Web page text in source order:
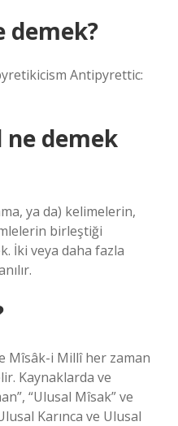
demek?
Antipyrettic:
ne demek
ya da) kelimelerin,
birleştiği
İki veya daha fazla
Mîsâk-i Millî her zaman
Kaynaklarda ve
“Ulusal Mîsak” ve
Karınca ve Ulusal